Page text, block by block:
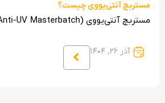
مستربچ آنتی‌یووی چیست؟
مستربچ آنتی‌یووی (Anti-UV Masterbatch) افزودنی ویژه‌ای است که به ترکیبات پلاستیکی اضافه می‌شود تا از تخریب آن‌ها در برابر نور
آذر ۲۶, ۱۴۰۴